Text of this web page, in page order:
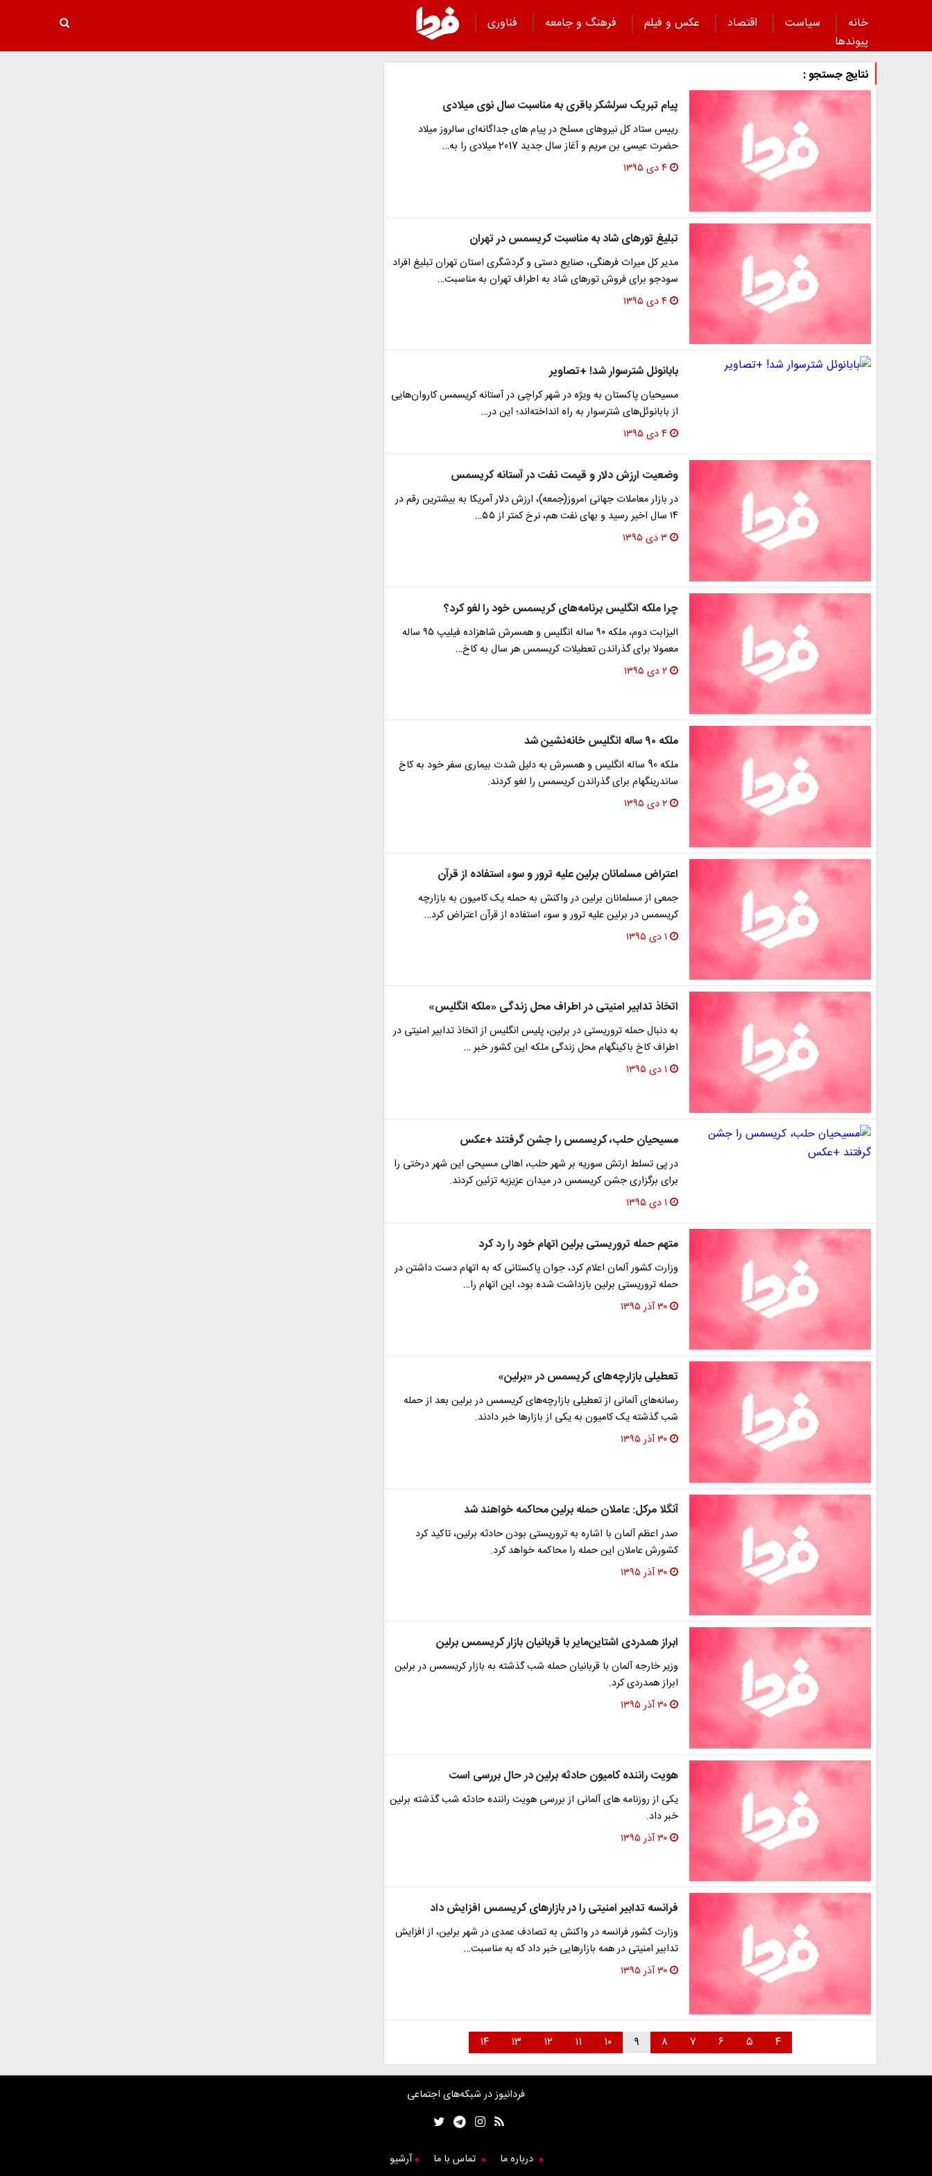
خانه سیاست اقتصاد عکس و فیلم فرهنگ و جامعه
فناوری
پیوند‌ها
نتایج جستجو :
پیام تبریک سرلشکر باقری به مناسبت سال نوی میلادی
رییس ستاد کل نیروهای مسلح در پیام های جداگانه‌ای سالروز میلاد
حضرت عیسی بن مریم و آغاز سال جدید 2017 میلادی را به…
۴ دی ۱۳۹۵
تبلیغ تورهای شاد به مناسبت کریسمس در تهران
مدیر کل میراث فرهنگی، صنایع دستی و گردشگری استان تهران تبلیغ افراد
سودجو برای فروش تورهای شاد به اطراف تهران به مناسبت…
۴ دی ۱۳۹۵
بابانوئل شترسوار شد! +تصاویر
مسیحیان پاکستان به ویژه در شهر کراچی در آستانه کریسمس کاروان‌هایی
از بابانوئل‌های شترسوار به راه انداخته‌اند؛ این در…
۴ دی ۱۳۹۵
وضعیت ارزش دلار و قیمت نفت در آستانه کریسمس
در بازار معاملات جهانی امروز(جمعه)، ارزش دلار آمریکا به بیشترین رقم در
۱۴ سال اخیر رسید و بهای نفت هم، نرخ کمتر از ۵۵…
۳ دی ۱۳۹۵
چرا ملکه انگلیس برنامه‌های کریسمس خود را لغو کرد؟
الیزابت دوم، ملکه ۹۰ ساله انگلیس و همسرش شاهزاده فیلیپ ۹۵ ساله
معمولا برای گذراندن تعطیلات کریسمس هر سال به کاخ…
۲ دی ۱۳۹۵
ملکه ۹۰ ساله انگلیس خانه‌نشین شد
ملکه 90 ساله انگلیس و همسرش به دلیل شدت بیماری سفر خود به کاخ
ساندرینگهام برای گذراندن کریسمس را لغو کردند.
۲ دی ۱۳۹۵
اعتراض مسلمانان برلین علیه ترور و سوء استفاده از قرآن
جمعی از مسلمانان برلین در واکنش به حمله یک کامیون به بازارچه
کریسمس در برلین علیه ترور و سوء استفاده از قرآن اعتراض کرد…
۱ دی ۱۳۹۵
اتخاذ تدابیر امنیتی در اطراف محل زندگی «ملکه انگلیس»
به دنبال حمله تروریستی در برلین، پلیس انگلیس از اتخاذ تدابیر امنیتی در
اطراف کاخ باکینگهام محل زندگی ملکه این کشور خبر …
۱ دی ۱۳۹۵
مسیحیان حلب، کریسمس را جشن گرفتند +عکس
در پی تسلط ارتش سوریه بر شهر حلب، اهالی مسیحی این شهر درختی را
برای برگزاری جشن کریسمس در میدان عزیزیه تزئین کردند.
۱ دی ۱۳۹۵
متهم حمله تروریستی برلین اتهام خود را رد کرد
وزارت کشور آلمان اعلام کرد، جوان پاکستانی که به اتهام دست داشتن در
حمله تروریستی برلین بازداشت شده بود، این اتهام را…
۳۰ آذر ۱۳۹۵
تعطیلی بازارچه‌های کریسمس در «برلین»
رسانه‌های آلمانی از تعطیلی بازارچه‌های کریسمس در برلین بعد از حمله
شب گذشته یک کامیون به یکی از بازارها خبر دادند.
۳۰ آذر ۱۳۹۵
آنگلا مرکل: عاملان حمله برلین محاکمه خواهند شد
صدر اعظم آلمان با اشاره به تروریستی بودن حادثه برلین، تاکید کرد
کشورش عاملان این حمله را محاکمه خواهد کرد.
۳۰ آذر ۱۳۹۵
ابراز همدردی اشتاین‌مایر با قربانیان بازار کریسمس برلین
وزیر خارجه آلمان با قربانیان حمله شب گذشته به بازار کریسمس در برلین
ابراز همدردی کرد.
۳۰ آذر ۱۳۹۵
هویت راننده کامیون حادثه برلین در حال بررسی است
یکی از روزنامه های آلمانی از بررسی هویت راننده حادثه شب گذشته برلین
خبر داد.
۳۰ آذر ۱۳۹۵
فرانسه تدابیر امنیتی را در بازارهای کریسمس افزایش داد
وزارت کشور فرانسه در واکنش به تصادف عمدی در شهر برلین، از افزایش
تدابیر امنیتی در همه بازارهایی خبر داد که به مناسبت…
۳۰ آذر ۱۳۹۵
۴ ۵ ۶ ۷ ۸ ۹ ۱۰ ۱۱ ۱۲ ۱۳ ۱۴
فردانیوز در شبکه‌های اجتماعی
درباره ما تماس با ما آرشیو